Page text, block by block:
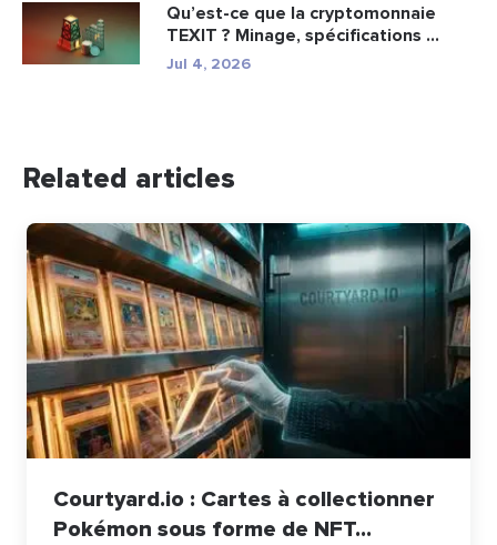
Qu’est-ce que la cryptomonnaie
TEXIT ? Minage, spécifications ...
Jul 4, 2026
Related articles
Courtyard.io : Cartes à collectionner
Pokémon sous forme de NFT...